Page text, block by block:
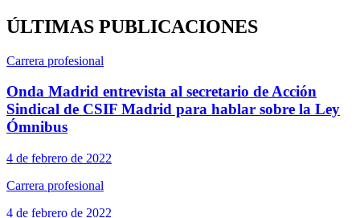
ÚLTIMAS PUBLICACIONES
Carrera profesional
Onda Madrid entrevista al secretario de Acción
Sindical de CSIF Madrid para hablar sobre la Ley
Ómnibus
4 de febrero de 2022
Carrera profesional
4 de febrero de 2022